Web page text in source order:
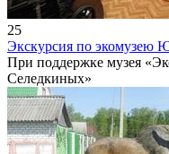
25
Экскурсия по экомузею
При поддержке музея
Селедкиных»